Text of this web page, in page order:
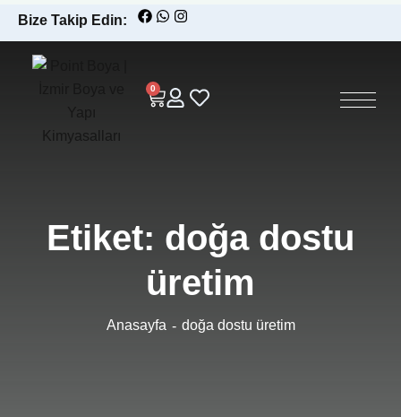
Bize Takip Edin:
0
Etiket: doğa dostu
üretim
Anasayfa doğa dostu üretim